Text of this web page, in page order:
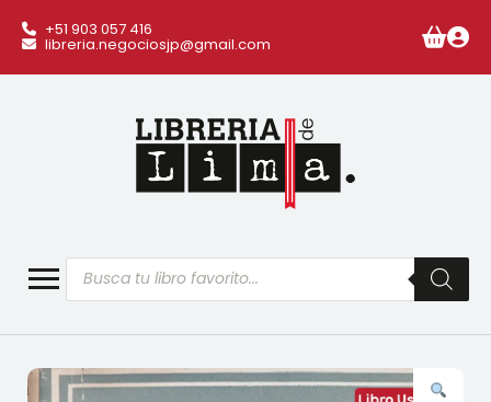
+51 903 057 416
libreria.negociosjp@gmail.com
Búsqueda
de
productos